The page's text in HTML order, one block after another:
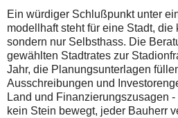
Ein würdiger Schlußpunkt unter
modellhaft steht für eine Stadt,
sondern nur Selbsthass. Die
gewählten Stadtrates zur
Jahr, die Planungsunterlagen
Ausschreibungen und
Land und Finanzierungszusagen
kein Stein bewegt, jeder Bauherr